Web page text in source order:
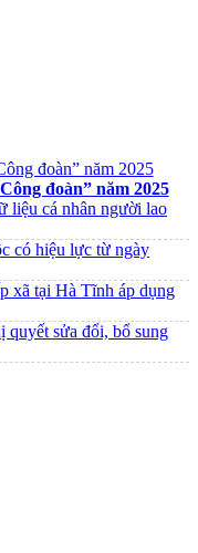
đoàn” năm 2025
liệu cá nhân người lao
có hiệu lực từ ngày
xã tại Hà Tĩnh áp dụng
sửa đổi, bổ sung